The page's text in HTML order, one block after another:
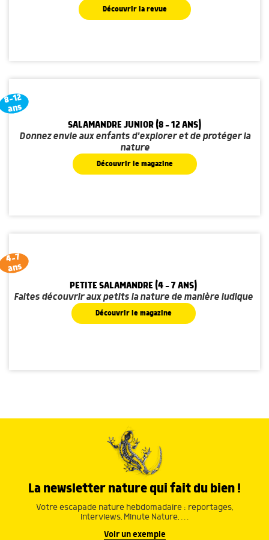
Découvrir la revue
8-12
ans
SALAMANDRE JUNIOR (8 - 12 ANS)
Donnez envie aux enfants d'explorer et de protéger la
nature
Découvrir le magazine
4-7
ans
PETITE SALAMANDRE (4 - 7 ANS)
Faites découvrir aux petits la nature de manière ludique
Découvrir le magazine
La newsletter nature qui fait du bien !
Votre escapade nature hebdomadaire : reportages,
interviews, Minute Nature, …
Voir un exemple